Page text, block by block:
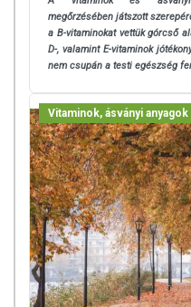
megőrzésében játszott
a B-vitaminokat vettük górcső
D-, valamint E-vitaminok
nem csupán a testi egészség
Vitaminok, ásványi anyagok